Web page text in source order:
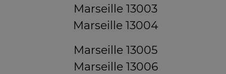
Marseille 13003
Marseille 13004
Marseille 13005
Marseille 13006